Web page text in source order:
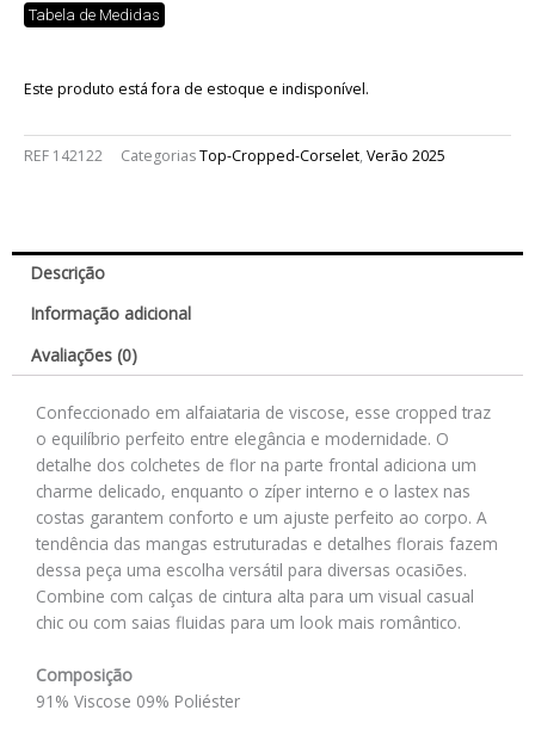
Tabela de Medidas
Este produto está fora de estoque e indisponível.
REF 142122 CategoriasTop-Cropped-Corselet, Verão 2025
Descrição
Informação adicional
Avaliações (0)
Confeccionado em alfaiataria de viscose, esse cropped traz
o equilíbrio perfeito entre elegância e modernidade. O
detalhe dos colchetes de flor na parte frontal adiciona um
charme delicado, enquanto o zíper interno e o lastex nas
costas garantem conforto e um ajuste perfeito ao corpo. A
tendência das mangas estruturadas e detalhes florais fazem
dessa peça uma escolha versátil para diversas ocasiões.
Combine com calças de cintura alta para um visual casual
chic ou com saias fluidas para um look mais romântico.
Composição
91% Viscose 09% Poliéster